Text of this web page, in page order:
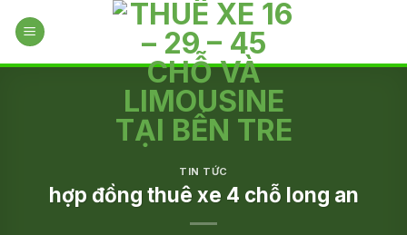
TIN TỨC
hợp đồng thuê xe 4 chỗ long an